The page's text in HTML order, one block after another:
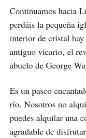
Continuamos hacia
perdáis la pequeña
interior de cristal
antiguo vicario, el
abuelo de George
Es un paseo
río. Nosotros no
puedes alquilar una
agradable de